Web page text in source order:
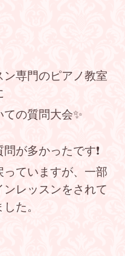
専門のピアノ教室
の質問大会✨
が多かったです❗
っていますが、一部
レッスンをされて
た。